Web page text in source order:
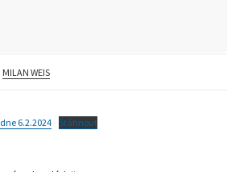
AUTHOR
MILAN WEIS
6.2.2024 Stáhnout